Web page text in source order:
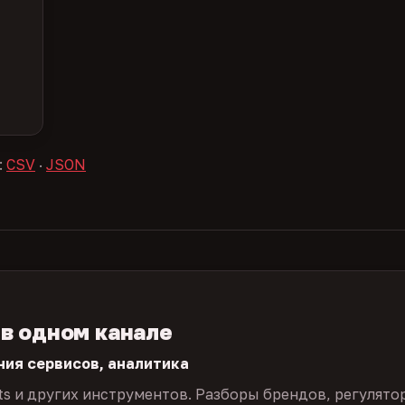
CSV · JSON
одном канале
сервисов, аналитика
и других инструментов. Разборы брендов,